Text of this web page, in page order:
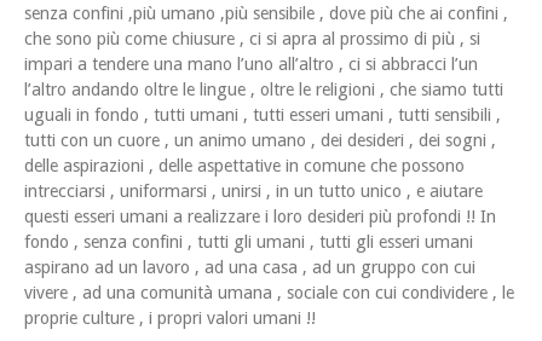
senza confini ,più umano ,più sensibile , dove più che ai confini ,
che sono più come chiusure , ci si apra al prossimo di più , si
impari a tendere una mano l’uno all’altro , ci si abbracci l’un
l’altro andando oltre le lingue , oltre le religioni , che siamo tutti
uguali in fondo , tutti umani , tutti esseri umani , tutti sensibili ,
tutti con un cuore , un animo umano , dei desideri , dei sogni ,
delle aspirazioni , delle aspettative in comune che possono
intrecciarsi , uniformarsi , unirsi , in un tutto unico , e aiutare
questi esseri umani a realizzare i loro desideri più profondi !! In
fondo , senza confini , tutti gli umani , tutti gli esseri umani
aspirano ad un lavoro , ad una casa , ad un gruppo con cui
vivere , ad una comunità umana , sociale con cui condividere , le
proprie culture , i propri valori umani !!